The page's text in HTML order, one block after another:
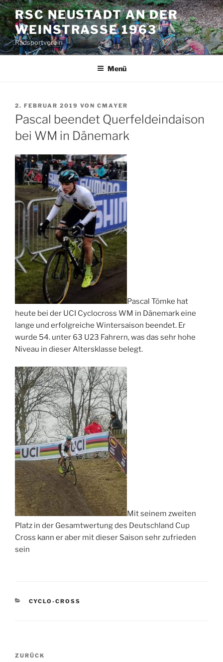
Zum
Inhalt
springen
RSC NEUSTADT AN DER
WEINSTRASSE 1963
Radsportverein
Menü
VERÖFFENTLICHT
AM
2. FEBRUAR 2019 VON CMAYER
Pascal beendet Querfeldeindaison
bei WM in Dänemark
Pascal Tömke hat
heute bei der UCI Cyclocross WM in Dänemark eine
lange und erfolgreiche Wintersaison beendet. Er
wurde 54. unter 63 U23 Fahrern, was das sehr hohe
Niveau in dieser Altersklasse belegt.
Mit seinem zweiten
Platz in der Gesamtwertung des Deutschland Cup
Cross kann er aber mit dieser Saison sehr zufrieden
sein
KATEGORIEN
CYCLO-CROSS
Beitragsnavigation
Vorheriger
ZURÜCK